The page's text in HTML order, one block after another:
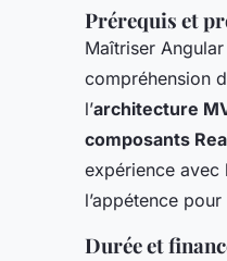
Prérequis et
Maîtriser
compréhension
l’architecture
composants
expérience avec
l’appétence pour
Durée et